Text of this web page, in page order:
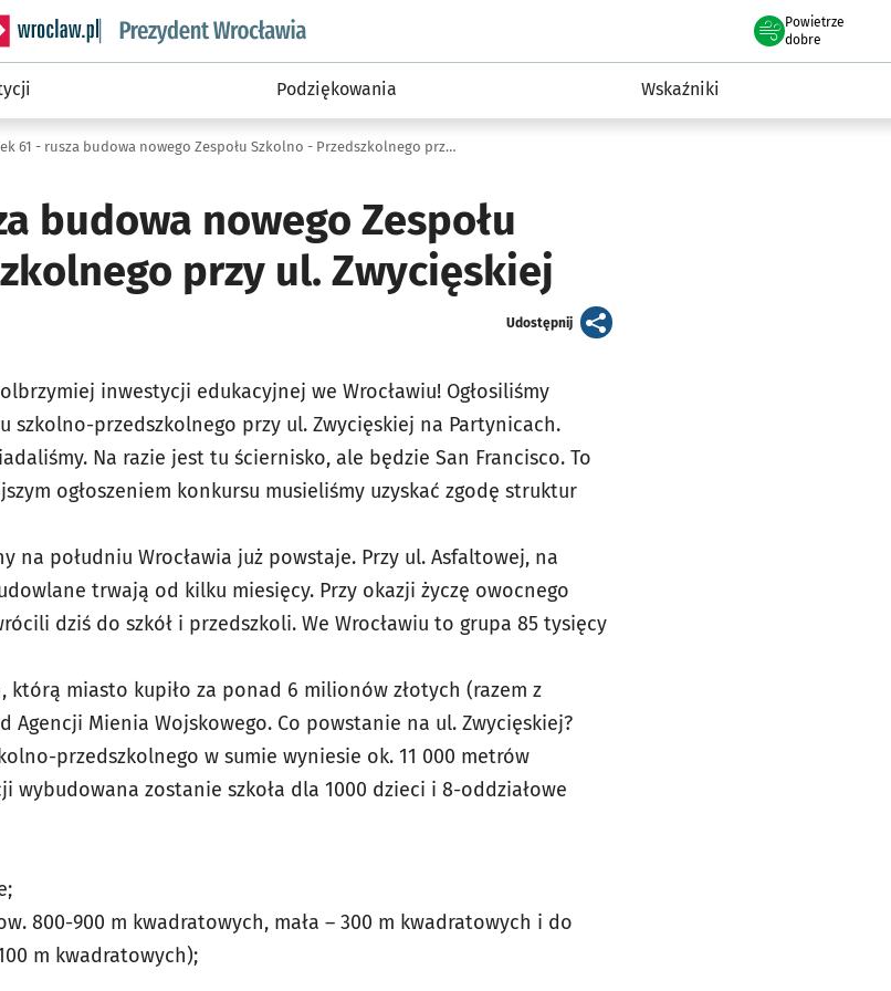
informacyjny wroclaw.pl podserwis: Prezydent Wrocławia
Powietrze
we Wrocławiu
dobre
Podziękowania Wskaźniki
Odcinek 61 - rusza budowa nowego Zespołu Szkolno - Przedszkolnego przy ul. Zwycięskiej
budowa nowego Zespołu
przy ul. Zwycięskiej
Udostępnijartykuł
inwestycji edukacyjnej we Wrocławiu! Ogłosiliśmy
szkolno-przedszkolnego przy ul. Zwycięskiej na Partynicach.
Na razie jest tu ściernisko, ale będzie San Francisco. To
ogłoszeniem konkursu musieliśmy uzyskać zgodę struktur
na południu Wrocławia już powstaje. Przy ul. Asfaltowej, na
trwają od kilku miesięcy. Przy okazji życzę owocnego
dziś do szkół i przedszkoli. We Wrocławiu to grupa 85 tysięcy
którą miasto kupiło za ponad 6 milionów złotych (razem z
Agencji Mienia Wojskowego. Co powstanie na ul. Zwycięskiej?
przedszkolnego w sumie wyniesie ok. 11 000 metrów
wybudowana zostanie szkoła dla 1000 dzieci i 8-oddziałowe
800-900 m kwadratowych, mała – 300 m kwadratowych i do
m kwadratowych);